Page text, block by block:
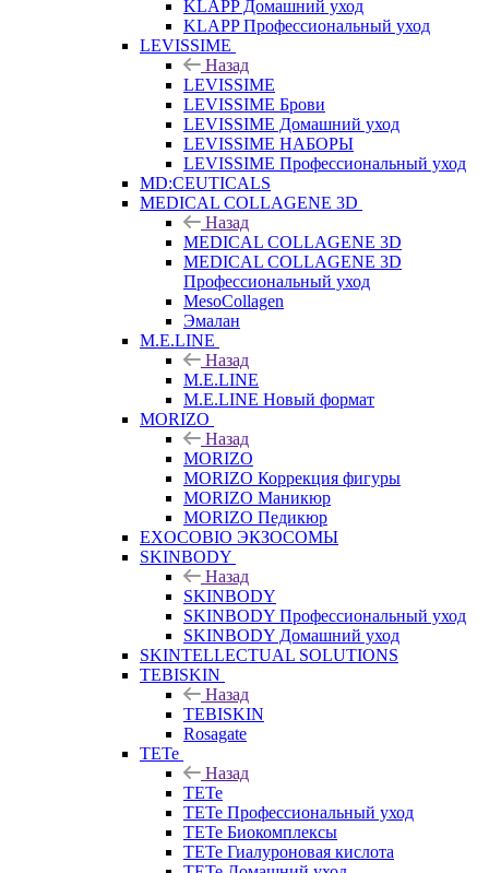
KLAPP Домашний уход
KLAPP Профессиональный уход
LEVISSIME
Назад
LEVISSIME
LEVISSIME Брови
LEVISSIME Домашний уход
LEVISSIME НАБОРЫ
LEVISSIME Профессиональный уход
MD:CEUTICALS
MEDICAL COLLAGENE 3D
Назад
MEDICAL COLLAGENE 3D
MEDICAL COLLAGENE 3D
Профессиональный уход
MesoCollagen
Эмалан
M.E.LINE
Назад
M.E.LINE
M.E.LINE Новый формат
MORIZO
Назад
MORIZO
MORIZO Коррекция фигуры
MORIZO Маникюр
MORIZO Педикюр
EXOCOBIO ЭКЗОСОМЫ
SKINBODY
Назад
SKINBODY
SKINBODY Профессиональный уход
SKINBODY Домашний уход
SKINTELLECTUAL SOLUTIONS
TEBISKIN
Назад
TEBISKIN
Rosagate
TETe
Назад
TETe
TETe Профессиональный уход
TETe Биокомплексы
TETe Гиалуроновая кислота